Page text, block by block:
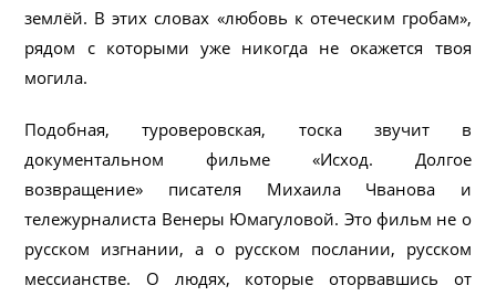
землёй. В этих словах «любовь к отеческим гробам»,
рядом с которыми уже никогда не окажется твоя
могила.
Подобная, туроверовская, тоска звучит в
документальном фильме «Исход. Долгое
возвращение» писателя Михаила Чванова и
тележурналиста Венеры Юмагуловой. Это фильм не о
русском изгнании, а о русском послании, русском
мессианстве. О людях, которые оторвавшись от